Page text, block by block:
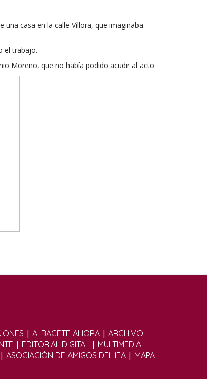
casa en la calle Víllora, que imaginaba
el trabajo.
Moreno, que no había podido acudir al acto.
| ALBACETE AHORA| ARCHIVO
| EDITORIAL DIGITAL| MULTIMEDIA
| ASOCIACIÓN DE AMIGOS DEL IEA| MAPA